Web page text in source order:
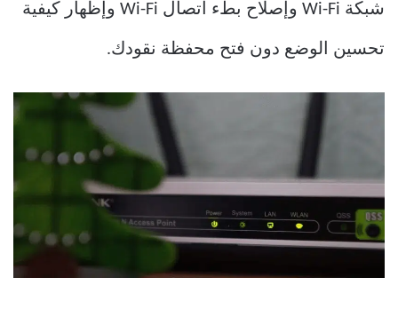
شبكة Wi-Fi وإصلاح بطء اتصال Wi-Fi وإظهار كيفية
تحسين الوضع دون فتح محفظة نقودك.